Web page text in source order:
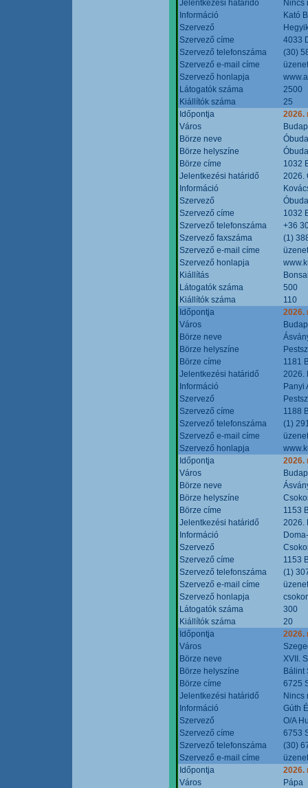
Jelentkezési határidő
Nincs
Információ
Kató
Szervező
Szervező címe
4033
Szervező telefonszáma
(30)
Szervező e-mail címe
Szervező honlapja
Látogatók száma
2500
Kiállítók száma
25
Időpontja
2026.
Város
Börze neve
Börze helyszíne
Börze címe
1032
Jelentkezési határidő
2026.
Információ
Szervező
Szervező címe
1032
Szervező telefonszáma
+36
Szervező faxszáma
(1)
Szervező e-mail címe
Szervező honlapja
Kiállítás
Látogatók száma
500
Kiállítók száma
110
Időpontja
2026.
Város
Börze neve
Börze helyszíne
Börze címe
1181
Jelentkezési határidő
2026.
Információ
Panyi
Szervező
Szervező címe
1188
Szervező telefonszáma
(1)
Szervező e-mail címe
Szervező honlapja
Időpontja
2026.
Város
Börze neve
Börze helyszíne
Börze címe
1153
Jelentkezési határidő
2026.
Információ
Szervező
Szervező címe
1153
Szervező telefonszáma
(1)
Szervező e-mail címe
Szervező honlapja
Látogatók száma
300
Kiállítók száma
20
Időpontja
2026.
Város
Börze neve
XVII.
Börze helyszíne
Bálint
Börze címe
6725
Jelentkezési határidő
Nincs
Információ
Gúth
Szervező
O/A
Szervező címe
6753
Szervező telefonszáma
(30)
Szervező e-mail címe
Időpontja
2026.
Város
Pápa